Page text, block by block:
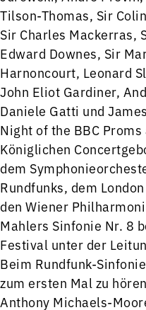
Tilson-Thomas, Sir
Sir Charles Mackerras,
Edward Downes, Sir
Harnoncourt, Leonard
John Eliot Gardiner,
Daniele Gatti und
Night of the BBC
Königlichen
dem
Rundfunks, dem
den Wiener
Mahlers Sinfonie Nr. 8
Festival unter der
Beim Rundfunk-
zum ersten Mal zu
Anthony Michaels-